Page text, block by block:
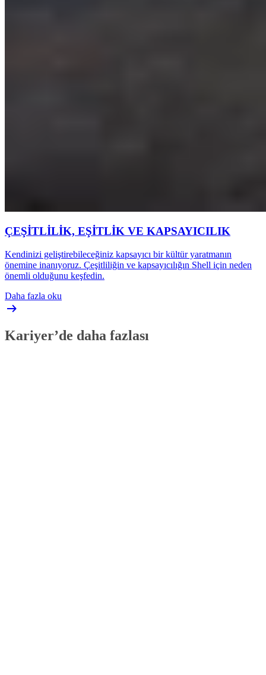
ÇEŞİTLİLİK, EŞİTLİK VE KAPSAYICILIK
Kendinizi geliştirebileceğiniz kapsayıcı bir kültür yaratmanın
önemine inanıyoruz. Çeşitliliğin ve kapsayıcılığın Shell için neden
önemli olduğunu keşfedin.
Daha fazla oku
Kariyer’de daha fazlası